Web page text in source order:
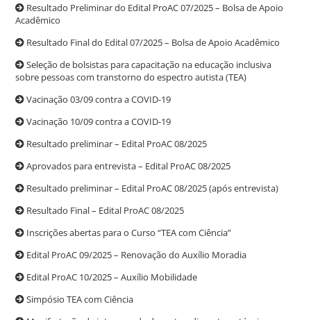
Resultado Preliminar do Edital ProAC 07/2025 – Bolsa de Apoio
Acadêmico
Resultado Final do Edital 07/2025 – Bolsa de Apoio Acadêmico
Seleção de bolsistas para capacitação na educação inclusiva
sobre pessoas com transtorno do espectro autista (TEA)
Vacinação 03/09 contra a COVID-19
Vacinação 10/09 contra a COVID-19
Resultado preliminar – Edital ProAC 08/2025
Aprovados para entrevista – Edital ProAC 08/2025
Resultado preliminar – Edital ProAC 08/2025 (após entrevista)
Resultado Final – Edital ProAC 08/2025
Inscrições abertas para o Curso “TEA com Ciência”
Edital ProAC 09/2025 – Renovação do Auxílio Moradia
Edital ProAC 10/2025 – Auxílio Mobilidade
Simpósio TEA com Ciência